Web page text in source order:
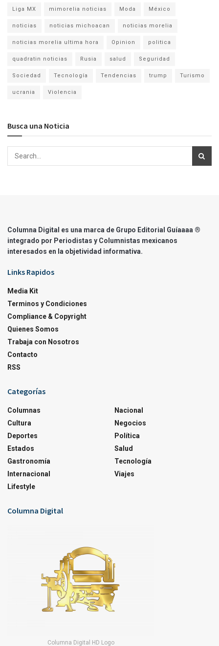
Liga MX mimorelia noticias Moda México
noticias noticias michoacan noticias morelia
noticias morelia ultima hora Opinion politica
quadratin noticias Rusia salud Seguridad
Sociedad Tecnología Tendencias trump Turismo
ucrania Violencia
Busca una Noticia
Columna Digital es una marca de Grupo Editorial Guíaaaa ®
integrado por Periodistas y Columnistas mexicanos
interesados en la objetividad informativa.
Links Rapidos
Media Kit
Terminos y Condiciones
Compliance & Copyright
Quienes Somos
Trabaja con Nosotros
Contacto
RSS
Categorías
Columnas
Cultura
Deportes
Estados
Gastronomía
Internacional
Lifestyle
Nacional
Negocios
Política
Salud
Tecnología
Viajes
Columna Digital
Columna Digital HD Logo